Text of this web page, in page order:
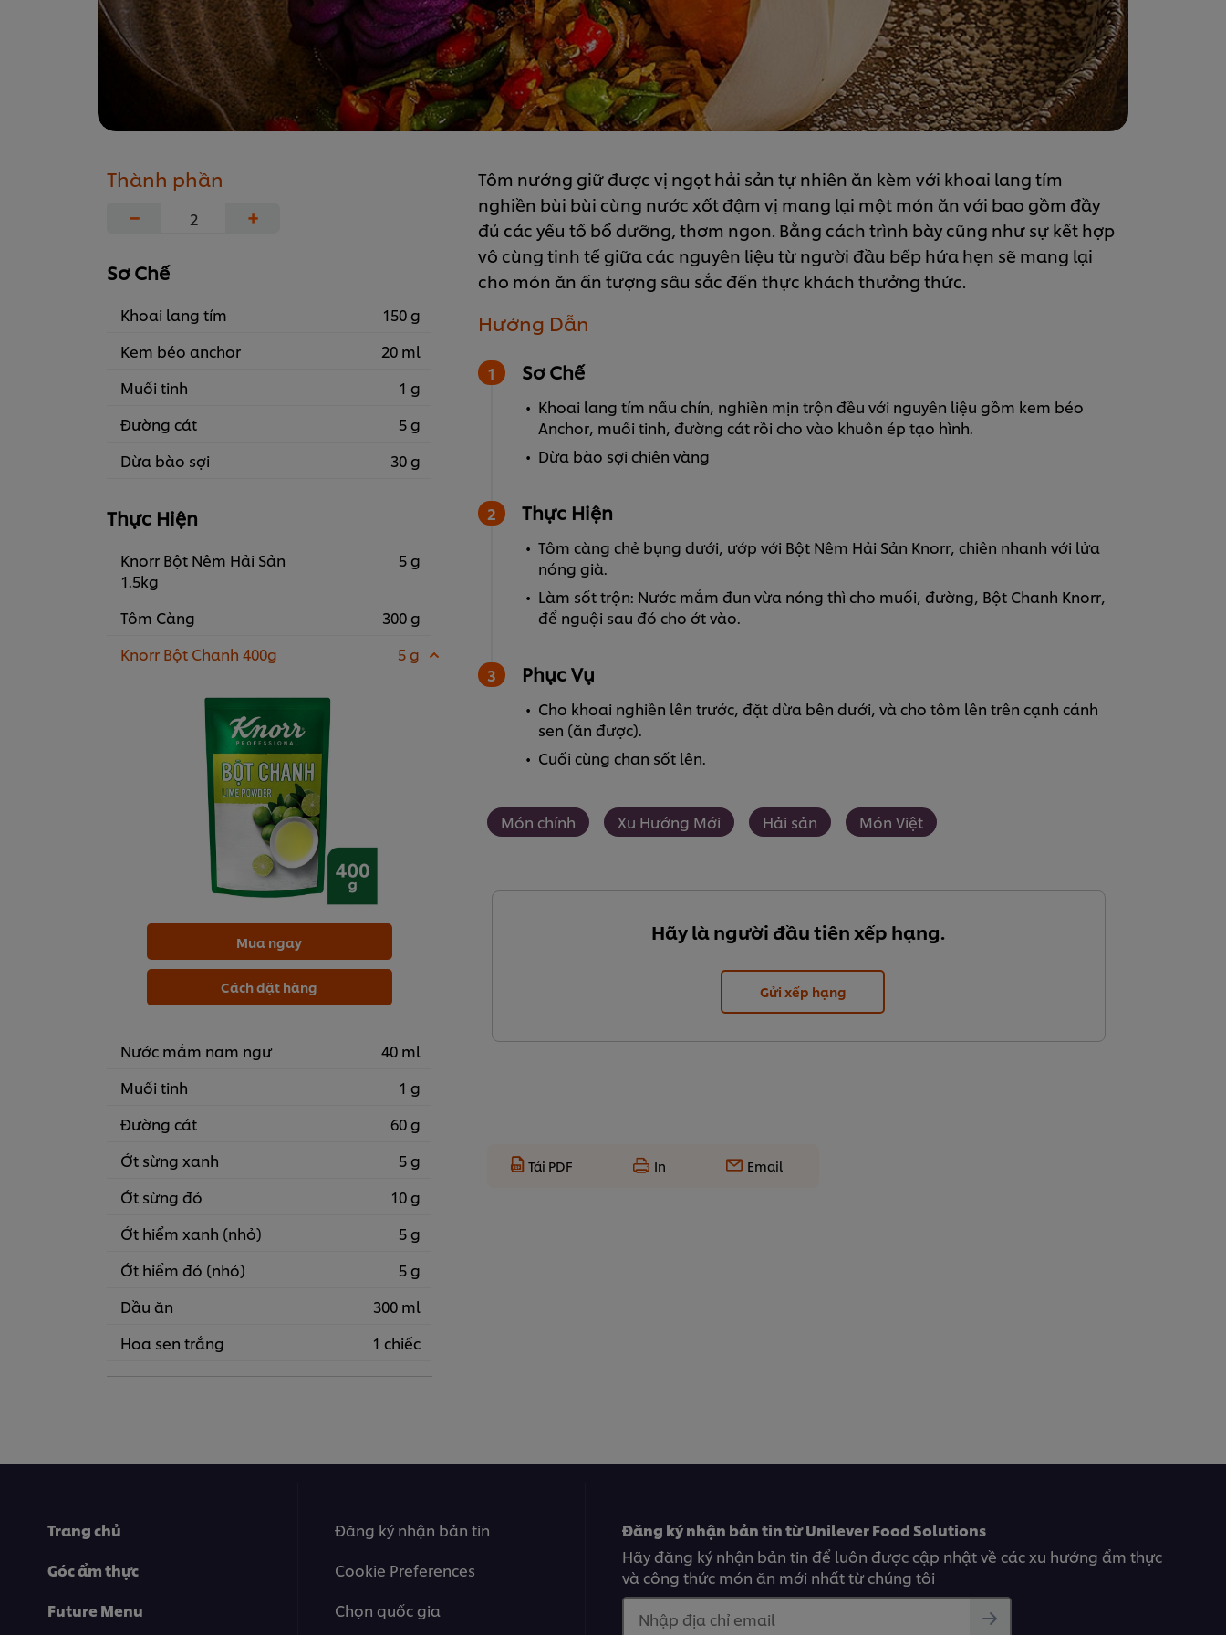
Thành phần
−
+
Sơ Chế
Khoai lang tím
150 g
Kem béo anchor
20 ml
Muối tinh
1 g
Đường cát
5 g
Dừa bào sợi
30 g
Thực Hiện
Knorr Bột Nêm Hải Sản
1.5kg
5 g
Tôm Càng
300 g
Knorr Bột Chanh 400g
5 g
Mua ngay
Cách đặt hàng
Nước mắm nam ngư
40 ml
Muối tinh
1 g
Đường cát
60 g
Ớt sừng xanh
5 g
Ớt sừng đỏ
10 g
Ớt hiểm xanh (nhỏ)
5 g
Ớt hiểm đỏ (nhỏ)
5 g
Dầu ăn
300 ml
Hoa sen trắng
1 chiếc
Tôm nướng giữ được vị ngọt hải sản tự nhiên ăn kèm với khoai lang tím
nghiền bùi bùi cùng nước xốt đậm vị mang lại một món ăn với bao gồm đầy
đủ các yếu tố bổ dưỡng, thơm ngon. Bằng cách trình bày cũng như sự kết hợp
vô cùng tinh tế giữa các nguyên liệu từ người đầu bếp hứa hẹn sẽ mang lại
cho món ăn ấn tượng sâu sắc đến thực khách thưởng thức.
Hướng Dẫn
Sơ Chế
Khoai lang tím nấu chín, nghiền mịn trộn đều với nguyên liệu gồm kem béo
Anchor, muối tinh, đường cát rồi cho vào khuôn ép tạo hình.
Dừa bào sợi chiên vàng
Thực Hiện
Tôm càng chẻ bụng dưới, ướp với Bột Nêm Hải Sản Knorr, chiên nhanh với lửa
nóng già.
Làm sốt trộn: Nước mắm đun vừa nóng thì cho muối, đường, Bột Chanh Knorr,
để nguội sau đó cho ớt vào.
Phục Vụ
Cho khoai nghiền lên trước, đặt dừa bên dưới, và cho tôm lên trên cạnh cánh
sen (ăn được).
Cuối cùng chan sốt lên.
Món chính Xu Hướng Mới Hải sản Món Việt
Hãy là người đầu tiên xếp hạng.
Gửi xếp hạng
Tải PDF In Email
Trang chủ
Góc ẩm thực
Future Menu
Đăng ký nhận bản tin
Cookie Preferences
Chọn quốc gia
Đăng ký nhận bản tin từ Unilever Food Solutions
Hãy đăng ký nhận bản tin để luôn được cập nhật về các xu hướng ẩm thực
và công thức món ăn mới nhất từ chúng tôi
Nhập địa chỉ email